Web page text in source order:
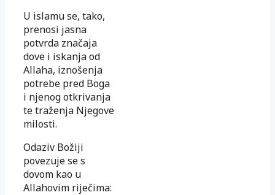
U islamu se, tako,
prenosi jasna
potvrda značaja
dove i iskanja od
Allaha, iznošenja
potrebe pred Boga
i njenog otkrivanja
te traženja Njegove
milosti.
Odaziv Božiji
povezuje se s
dovom kao u
Allahovim riječima: